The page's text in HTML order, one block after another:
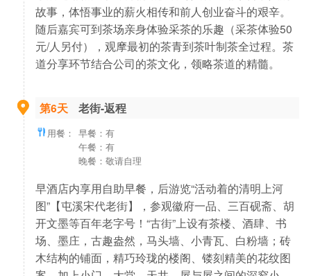
故事，体悟事业的薪火相传和前人创业奋斗的艰辛。
随后嘉宾可到茶场亲身体验采茶的乐趣（采茶体验50
元/人另付），观摩最初的茶青到茶叶制茶全过程。茶
道分享环节结合公司的茶文化，领略茶道的精髓。
第6天 老街-返程
用餐： 早餐：有
午餐：有
晚餐：敬请自理
早酒店内享用自助早餐，后游览“活动着的清明上河
图”【屯溪宋代老街】，参观徽府一品、三百砚斋、胡
开文墨等百年老字号！“古街”上设有茶楼、酒肆、书
场、墨庄，古趣盎然，马头墙、小青瓦、白粉墙；砖
木结构的铺面，精巧玲珑的楼阁、镂刻精美的花纹图